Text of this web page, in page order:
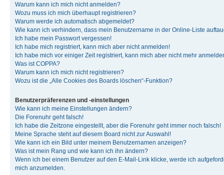
Warum kann ich mich nicht anmelden?
Wozu muss ich mich überhaupt registrieren?
Warum werde ich automatisch abgemeldet?
Wie kann ich verhindern, dass mein Benutzername in der Online-Liste
Ich habe mein Passwort vergessen!
Ich habe mich registriert, kann mich aber nicht anmelden!
Ich habe mich vor einiger Zeit registriert, kann mich aber nicht mehr
Was ist COPPA?
Warum kann ich mich nicht registrieren?
Wozu ist die „Alle Cookies des Boards löschen“-Funktion?
Benutzerpräferenzen und -einstellungen
Wie kann ich meine Einstellungen ändern?
Die Forenuhr geht falsch!
Ich habe die Zeitzone eingestellt, aber die Forenuhr geht immer noch falsch!
Meine Sprache steht auf diesem Board nicht zur Auswahl!
Wie kann ich ein Bild unter meinem Benutzernamen anzeigen?
Was ist mein Rang und wie kann ich ihn ändern?
Wenn ich bei einem Benutzer auf den E-Mail-Link klicke, werde ich
mich anzumelden.